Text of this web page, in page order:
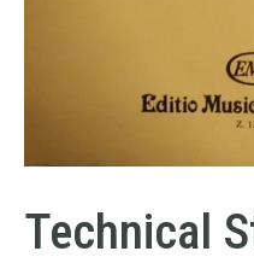
Technical